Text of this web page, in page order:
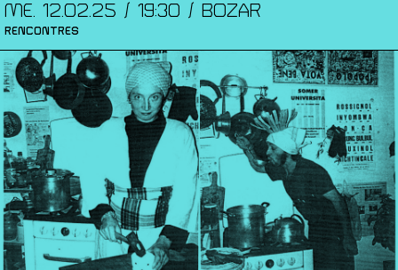
ME. 12.02.25 / 19:30 / BOZAR
RENCONTRES